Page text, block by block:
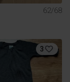
62/68
3